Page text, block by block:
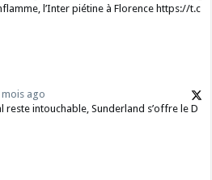
l’Inter piétine à Florence https://t.c
mois ago
reste intouchable, Sunderland s’offre le D